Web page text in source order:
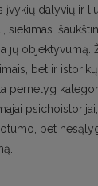
įvykių dalyvių ir
siekimas
jų objektyvumą.
bet ir
pernelyg
bet